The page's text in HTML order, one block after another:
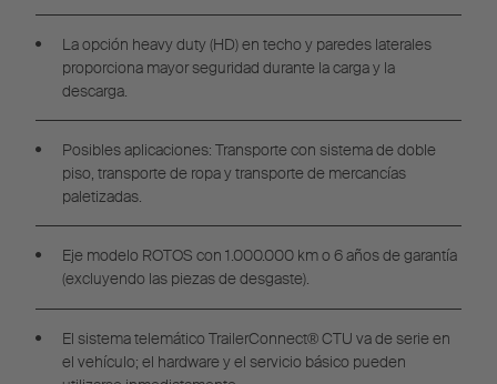
La opción heavy duty (HD) en techo y paredes laterales
proporciona mayor seguridad durante la carga y la
descarga.
Posibles aplicaciones: Transporte con sistema de doble
piso, transporte de ropa y transporte de mercancías
paletizadas.
Eje modelo ROTOS con 1.000.000 km o 6 años de garantía
(excluyendo las piezas de desgaste).
El sistema telemático TrailerConnect® CTU va de serie en
el vehículo; el hardware y el servicio básico pueden